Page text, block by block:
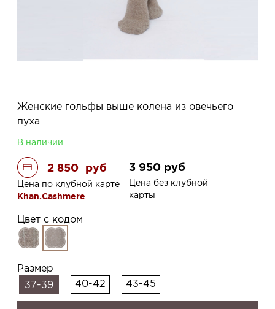
Женские гольфы выше колена из овечьего
пуха
В наличии
2 850 руб
Цена по клубной карте
Khan.Cashmere
3 950 руб
Цена без клубной
карты
Цвет с кодом
Размер
37-39
40-42 43-45